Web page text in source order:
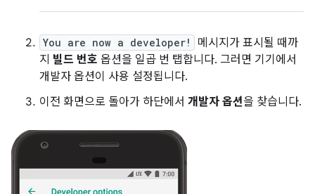
You are now a developer!
메시지가 표시될 때까
지 빌드 번호 옵션을 일곱 번 탭합니다. 그러면 기기에서
개발자 옵션이 사용 설정됩니다.
이전 화면으로 돌아가 하단에서 개발자 옵션을 찾습니다.